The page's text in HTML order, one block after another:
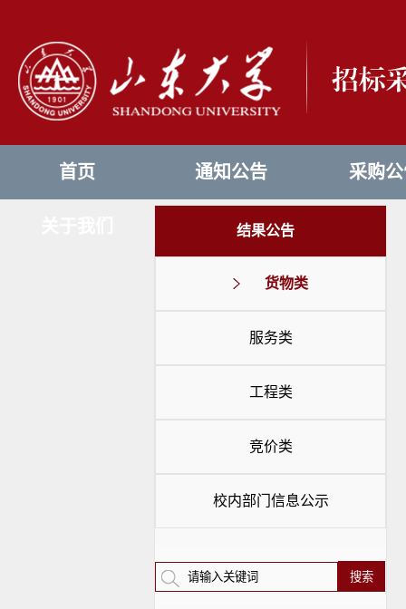
首页 通知公告 采购
结果公告
货物类
服务类
工程类
竞价类
校内部门信息公示